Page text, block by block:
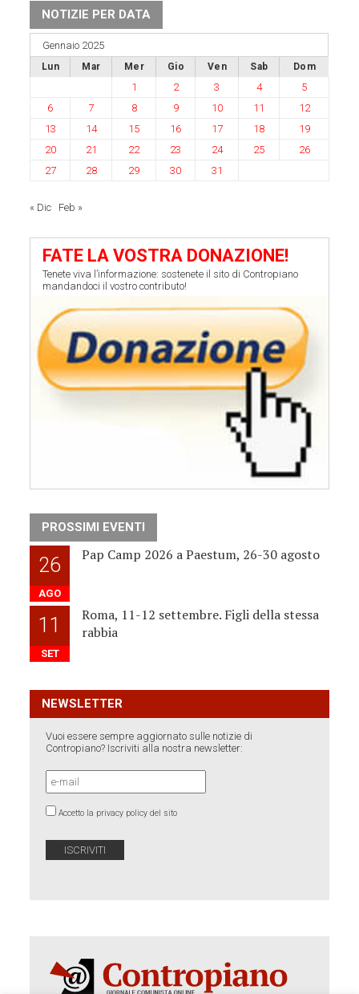
NOTIZIE PER DATA
Gennaio 2025
Lun Mar Mer Gio Ven Sab Dom
1 2 3 4
5
6
7 8 9 10 11
12
13
14 15 16 17 18
19
20
21 22 23 24 25
26
27
28 29 30 31
« Dic Feb »
FATE LA VOSTRA DONAZIONE!
Tenete viva l’informazione: sostenete il sito di Contropiano
mandandoci il vostro contributo!
PROSSIMI EVENTI
26
AGO
Pap Camp 2026 a Paestum, 26-30 agosto
11
SET
Roma, 11-12 settembre. Figli della stessa
rabbia
NEWSLETTER
Vuoi essere sempre aggiornato sulle notizie di
Contropiano? Iscriviti alla nostra newsletter:
Accetto la privacy policy del sito